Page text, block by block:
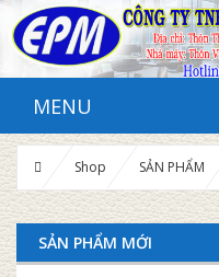
MENU
Shop SẢN PHẨM
SẢN PHẨM MỚI